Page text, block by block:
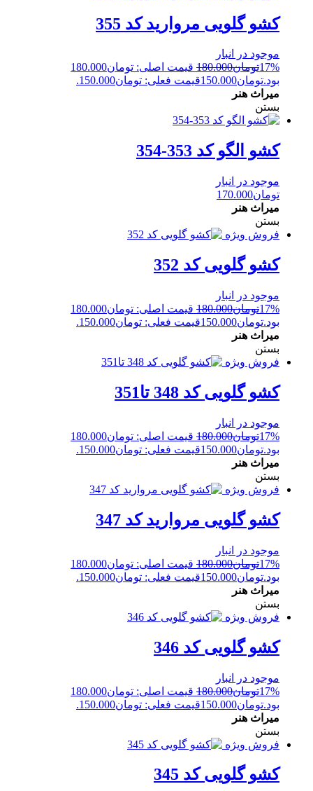
کشو گلویی مروارید کد 355
موجود در انبار
17%تومان180.000
قیمت اصلی: تومان180.000
بود.تومان150.000قیمت فعلی: تومان150.000.
میراث هنر
بستن
کشو الگو کد 353-354
موجود در انبار
تومان170.000
میراث هنر
بستن
فروش ویژه
کشو گلویی کد 352
موجود در انبار
17%تومان180.000
قیمت اصلی: تومان180.000
بود.تومان150.000قیمت فعلی: تومان150.000.
میراث هنر
بستن
فروش ویژه
کشو گلویی کد 348 تا351
موجود در انبار
17%تومان180.000
قیمت اصلی: تومان180.000
بود.تومان150.000قیمت فعلی: تومان150.000.
میراث هنر
بستن
فروش ویژه
کشو گلویی مروارید کد 347
موجود در انبار
17%تومان180.000
قیمت اصلی: تومان180.000
بود.تومان150.000قیمت فعلی: تومان150.000.
میراث هنر
بستن
فروش ویژه
کشو گلویی کد 346
موجود در انبار
17%تومان180.000
قیمت اصلی: تومان180.000
بود.تومان150.000قیمت فعلی: تومان150.000.
میراث هنر
بستن
فروش ویژه
کشو گلویی کد 345